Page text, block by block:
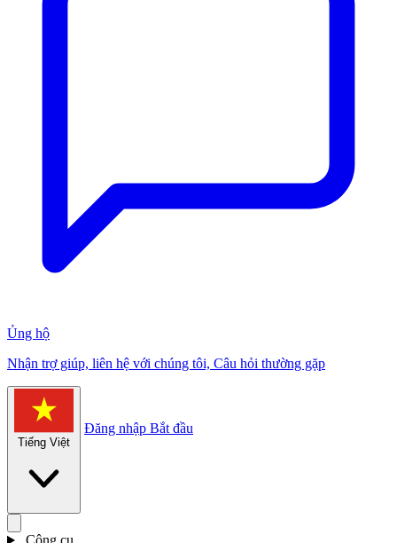
Ủng hộ
Nhận trợ giúp, liên hệ với chúng tôi, Câu hỏi thường gặp
Tiếng Việt
Đăng nhập Bắt đầu